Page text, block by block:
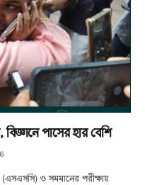
পাসের হার বেশি
(এসএসসি) ও সমমানের পরীক্ষায়